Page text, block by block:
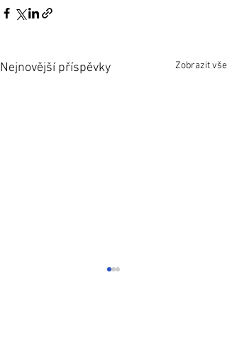
Nejnovější příspěvky Zobrazit vše